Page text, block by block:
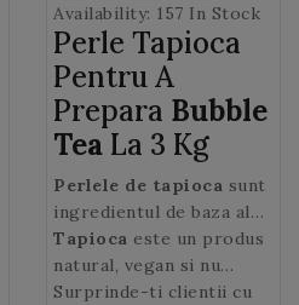
Availability: 157 In Stock
Perle Tapioca
Pentru A
Prepara Bubble
Tea La 3 Kg
Perlele de tapioca sunt
ingredientul de baza al
popularului Bubble Tea.
Pentru a asigura cea mai
buna calitate a
Tapioca este un produs
natural, vegan si nu
contine gluten, ceea ce il
Surprinde-ti clientii cu